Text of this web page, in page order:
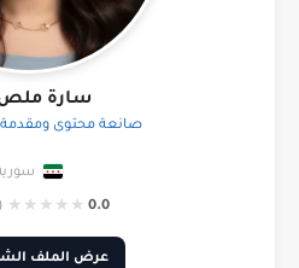
سارة
صانعة محتوى ومقدمة
0.0
★
★
★
★
★ (0 تقييم)
عرض الملف